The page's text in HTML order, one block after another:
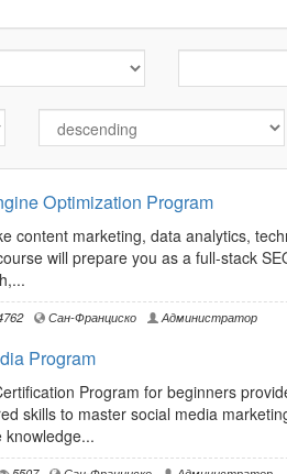
Optimization Program
content marketing, data analytics,
will prepare you as a full-stack
Сан-Франциско Администратор
Program
Program for beginners
skills to master social media
knowledge...